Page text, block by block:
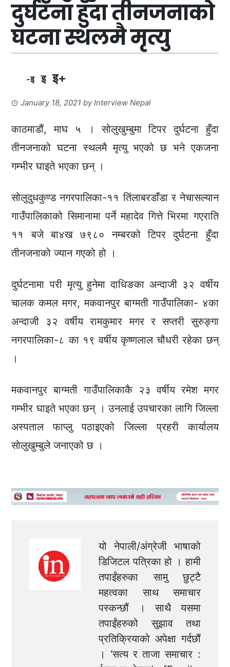
दुर्घटना हुँदा तीनजनाको
घटना स्थलमै मृत्यु
-इ इ इ+
January 18, 2021 byInterview Nepal
काठमाडौं, माघ ५ । सोलुखुम्बुमा टिपर दुर्घटना हुँदा
तीनजनाको घटना स्थलमै मृत्यु भएको छ भने एकजना
गम्भीर घाइते भएका छन् ।
सोलुदुधकुण्ड नगरपालिका-११ तिंलाबरडाँडा र नेचासल्यान
गाउँपालिकाको सिमानामा पर्ने महादेव गित्ते भिरमा गएराति
११ बजे बा४ख ७९८० नम्बरको टिपर दुर्घटना हुँदा
तीनजनाको ज्यान गएको हो ।
दुर्घटनामा परी मृत्यु हुनेमा दाधिङका अन्दाजी ३२ वर्षीय
चालक कमल मगर, मकवानपुर बाग्मती गाउँपालिका- ४का
अन्दाजी ३२ वर्षीय रामकुमार मगर र सप्तरी सुरुङ्गा
नगरपालिका-८ का १९ वर्षीय कृष्णलाल चौधरी रहेका छन्
।
मकवानपुर बाग्मती गाउँपालिकाकै २३ वर्षीय रमेश मगर
गम्भीर घाइते भएका छन् । उनलाई उपचारका लागि जिल्ला
अस्पताल फाप्लु पठाइएको जिल्ला प्रहरी कार्यालय
सोलुखुम्बुले जनाएको छ ।
यो नेपाली/अंग्रेजी भाषाको
डिजिटल पत्रिका हो । हामी
तपाईंहरुका सामु छुट्टै
महत्वका साथ समाचार
पस्कन्छौं । साथै यसमा
तपाईंहरुको सुझाव तथा
प्रतिक्रियाको अपेक्षा गर्दछौं
। ‘सत्य र ताजा समाचार :